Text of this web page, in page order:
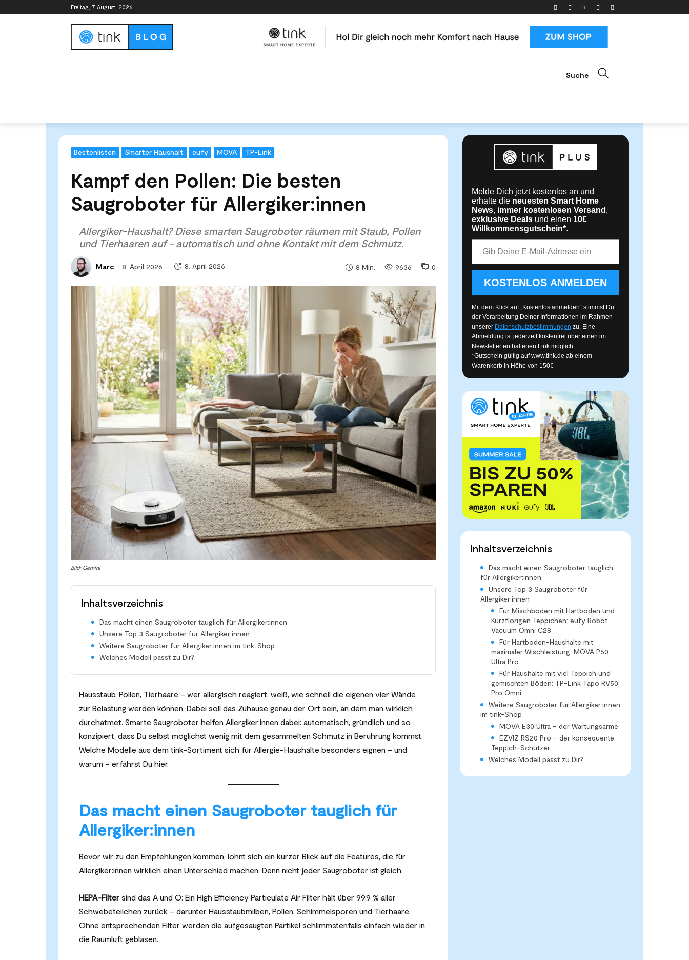
Freitag, 7 August, 2026
Suche
Bestenlisten Smarter Haushalt eufy MOVA TP-Link
Kampf den Pollen: Die besten
Saugroboter für Allergiker:innen
Allergiker-Haushalt? Diese smarten Saugroboter räumen mit Staub, Pollen
und Tierhaaren auf - automatisch und ohne Kontakt mit dem Schmutz.
Marc 8. April 2026 8. April 2026 0
9636
8 Min.
Bild: Gemini
Inhaltsverzeichnis
Das macht einen Saugroboter tauglich für Allergiker:innen
Unsere Top 3 Saugroboter für Allergiker:innen
Weitere Saugroboter für Allergiker:innen im tink-Shop
Welches Modell passt zu Dir?
Hausstaub, Pollen, Tierhaare – wer allergisch reagiert, weiß, wie schnell die eigenen vier Wände
zur Belastung werden können. Dabei soll das Zuhause genau der Ort sein, an dem man wirklich
durchatmet. Smarte Saugroboter helfen Allergiker:innen dabei: automatisch, gründlich und so
konzipiert, dass Du selbst möglichst wenig mit dem gesammelten Schmutz in Berührung kommst.
Welche Modelle aus dem tink-Sortiment sich für Allergie-Haushalte besonders eignen – und
warum – erfährst Du hier.
Das macht einen Saugroboter tauglich für
Allergiker:innen
Bevor wir zu den Empfehlungen kommen, lohnt sich ein kurzer Blick auf die Features, die für
Allergiker:innen wirklich einen Unterschied machen. Denn nicht jeder Saugroboter ist gleich.
HEPA-Filter sind das A und O: Ein High Efficiency Particulate Air Filter hält über 99,9 % aller
Schwebeteilchen zurück – darunter Hausstaubmilben, Pollen, Schimmelsporen und Tierhaare.
Ohne entsprechenden Filter werden die aufgesaugten Partikel schlimmstenfalls einfach wieder in
die Raumluft geblasen.
Melde Dich jetzt kostenlos an und
erhalte die neuesten Smart Home
News, immer kostenlosen Versand ,
exklusive Deals und einen 10€
Willkommensgutschein*.
KOSTENLOS ANMELDEN
Mit dem Klick auf „Kostenlos anmelden“ stimmst Du
der Verarbeitung Deiner Informationen im Rahmen
unserer Datenschutzbestimmungen zu. Eine
Abmeldung ist jederzeit kostenfrei über einen im
Newsletter enthaltenen Link möglich.
*Gutschein gültig aufwww.tink.de ab einem
Warenkorb in Höhe von 150€
Inhaltsverzeichnis
Das macht einen Saugroboter tauglich
für Allergiker:innen
Unsere Top 3 Saugroboter für
Allergiker:innen
Für Mischböden mit Hartboden und
Kurzflorigen Teppichen: eufy Robot
Vacuum Omni C28
Für Hartboden-Haushalte mit
maximaler Wischleistung: MOVA P50
Ultra Pro
Für Haushalte mit viel Teppich und
gemischten Böden: TP-Link Tapo RV50
Pro Omni
Weitere Saugroboter für Allergiker:innen
im tink-Shop
MOVA E30 Ultra – der Wartungsarme
EZVIZ RS20 Pro – der konsequente
Teppich-Schützer
Welches Modell passt zu Dir?